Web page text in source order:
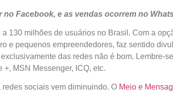
Facebook, e as vendas ocorrem no
130 milhões de usuários no Brasil. Com a
e pequenos empreendedores, faz sentido
das redes não é bom. Lembre-
MSN Messenger, ICQ, etc.
sociais vem diminuindo. O Meio e